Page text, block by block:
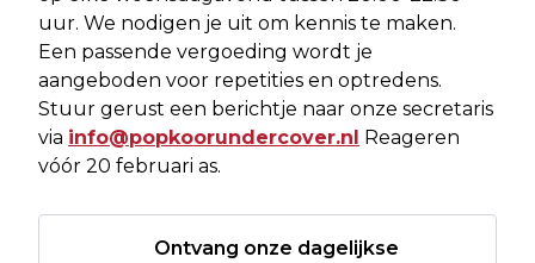
uur. We nodigen je uit om kennis te maken.
Een passende vergoeding wordt je
aangeboden voor repetities en optredens.
Stuur gerust een berichtje naar onze secretaris
via info@popkoorundercover.nl Reageren
vóór 20 februari as.
Ontvang onze dagelijkse